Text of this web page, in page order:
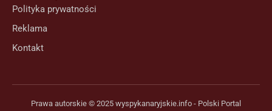
Polityka prywatności
Reklama
Kontakt
Prawa autorskie © 2025 wyspykanaryjskie.info - Polski Portal